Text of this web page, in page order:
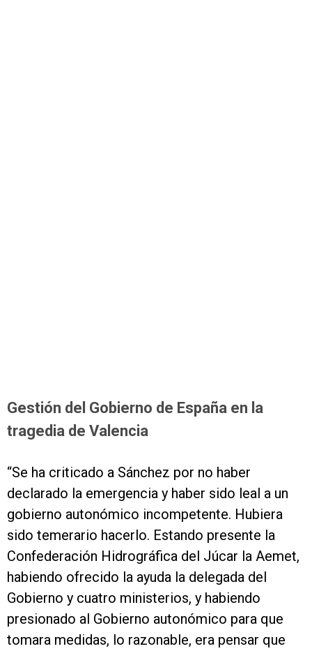
Gestión del Gobierno de España en la
tragedia de Valencia
“Se ha criticado a Sánchez por no haber
declarado la emergencia y haber sido leal a un
gobierno autonómico incompetente. Hubiera
sido temerario hacerlo. Estando presente la
Confederación Hidrográfica del Júcar la Aemet,
habiendo ofrecido la ayuda la delegada del
Gobierno y cuatro ministerios, y habiendo
presionado al Gobierno autonómico para que
tomara medidas, lo razonable, era pensar que